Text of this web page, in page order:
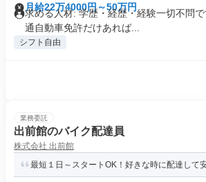
月給22万4000円～50万円
求める人材: 学歴・経歴・経験一切不問
通自動車免許だけあれば...
シフト自由
業務委託
出前館のバイク配達員
株式会社 出前館
最短１日～スタートOK！好きな時に配達して